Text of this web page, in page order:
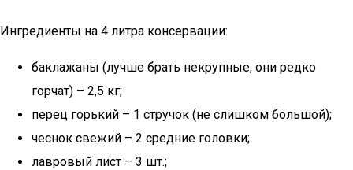
Ингредиенты на 4 литра консервации:
баклажаны (лучше брать некрупные, они редко
горчат) – 2,5 кг;
перец горький – 1 стручок (не слишком большой);
чеснок свежий – 2 средние головки;
лавровый лист – 3 шт.;